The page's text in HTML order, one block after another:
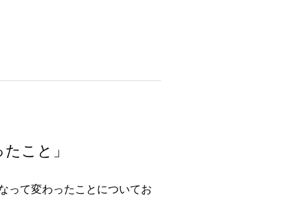
こと」
って変わったことについてお